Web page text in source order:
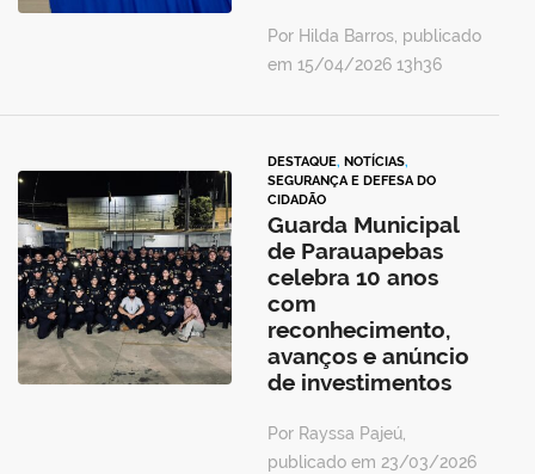
Por Hilda Barros, publicado
em 15/04/2026 13h36
DESTAQUE, NOTÍCIAS,
SEGURANÇA E DEFESA DO
CIDADÃO
Guarda Municipal
de Parauapebas
celebra 10 anos
com
reconhecimento,
avanços e anúncio
de investimentos
Por Rayssa Pajeú,
publicado em 23/03/2026